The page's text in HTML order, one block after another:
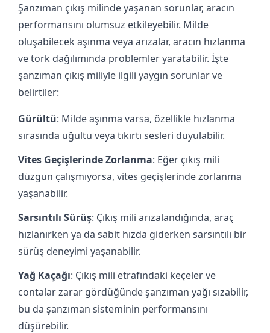
Şanzıman çıkış milinde yaşanan sorunlar, aracın
performansını olumsuz etkileyebilir. Milde
oluşabilecek aşınma veya arızalar, aracın hızlanma
ve tork dağılımında problemler yaratabilir. İşte
şanzıman çıkış miliyle ilgili yaygın sorunlar ve
belirtiler:
Gürültü: Milde aşınma varsa, özellikle hızlanma
sırasında uğultu veya tıkırtı sesleri duyulabilir.
Vites Geçişlerinde Zorlanma: Eğer çıkış mili
düzgün çalışmıyorsa, vites geçişlerinde zorlanma
yaşanabilir.
Sarsıntılı Sürüş: Çıkış mili arızalandığında, araç
hızlanırken ya da sabit hızda giderken sarsıntılı bir
sürüş deneyimi yaşanabilir.
Yağ Kaçağı: Çıkış mili etrafındaki keçeler ve
contalar zarar gördüğünde şanzıman yağı sızabilir,
bu da şanzıman sisteminin performansını
düşürebilir.